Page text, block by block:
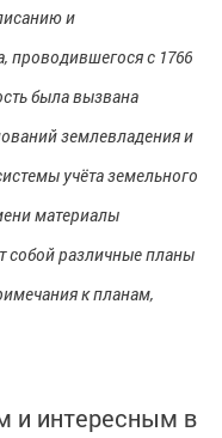
и
проводившегося с 1766
была вызвана
землевладения и
учёта земельного
материалы
собой различные планы
к планам,
и интересным в